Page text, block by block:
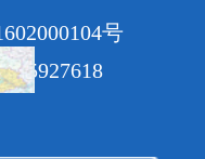
号
85927618